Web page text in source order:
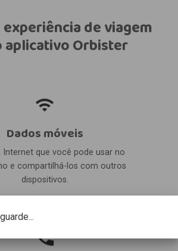
experiência de viagem
aplicativo Orbister
Dados móveis
Internet que você pode usar no
e compartilhá-los com outros
dispositivos.